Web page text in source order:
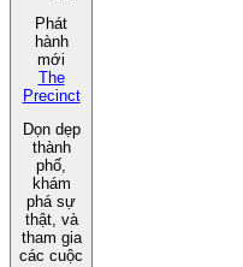
Phát
hành
mới
The
Precinct
Dọn dẹp
thành
phố,
khám
phá sự
thật, và
tham gia
các cuộc